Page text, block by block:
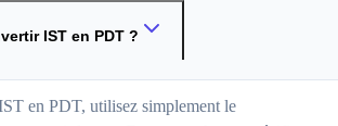
IST en PDT ?
en PDT, utilisez simplement le